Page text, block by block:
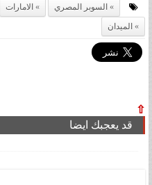
السوبر المصري الامارات
الميدان
⇧
قد يعجبك ايضا